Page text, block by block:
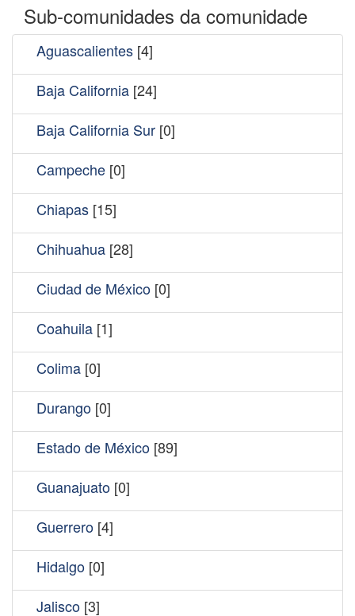
Sub-comunidades da comunidade
Aguascalientes [4]
Baja California [24]
Baja California Sur [0]
Campeche [0]
Chiapas [15]
Chihuahua [28]
Ciudad de México [0]
Coahuila [1]
Colima [0]
Durango [0]
Estado de México [89]
Guanajuato [0]
Guerrero [4]
Hidalgo [0]
Jalisco [3]